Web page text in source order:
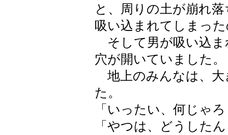
と、周りの土が崩れ
吸い込まれてしまっ
そして男が吸い込ま
穴が開いていました。
地上のみんなは、大
た。
「いったい、何じゃ
「やつは、どうした